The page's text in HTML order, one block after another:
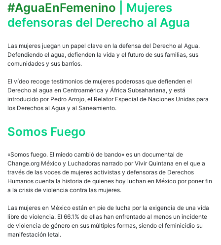
#AguaEnFemenino | Mujeres
defensoras del Derecho al Agua
Las mujeres juegan un papel clave en la defensa del Derecho al Agua.
Defendiendo el agua, defienden la vida y el futuro de sus familias, sus
comunidades y sus barrios.
El vídeo recoge testimonios de mujeres poderosas que defienden el
Derecho al agua en Centroamérica y África Subsahariana, y está
introducido por Pedro Arrojo, el Relator Especial de Naciones Unidas para
los Derechos al Agua y al Saneamiento.
Somos Fuego
«Somos fuego. El miedo cambió de bando» es un documental de
Change.org México y Luchadoras narrado por Vivir Quintana en el que a
través de las voces de mujeres activistas y defensoras de Derechos
Humanos cuenta la historia de quienes hoy luchan en México por poner fin
a la crisis de violencia contra las mujeres.
Las mujeres en México están en pie de lucha por la exigencia de una vida
libre de violencia. El 66.1% de ellas han enfrentado al menos un incidente
de violencia de género en sus múltiples formas, siendo el feminicidio su
manifestación letal.